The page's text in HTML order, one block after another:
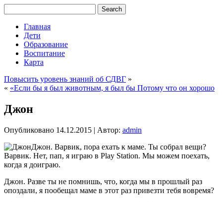
Главная
Дети
Образование
Воспитание
Карта
Повысить уровень знаний об СДВГ »
« «Если бы я был животным, я был бы Потому что он хорошо
Джон
Опубликовано 14.12.2015 | Автор: admin
Джон. Варвик, пора ехать к маме. Ты собрал вещи?
Варвик. Нет, пап, я играю в Play Station. Мы можем поехать,
когда я доиграю.
Джон. Разве ты не помнишь, что, когда мы в прошлый раз
опоздали, я пообещал маме в этот раз привезти тебя вовремя?